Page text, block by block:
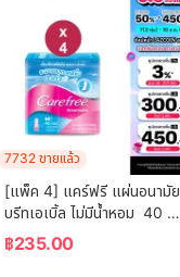
7732 ขายแล้ว
[แพ็ค 4] แคร์ฟรี แผ่นอนามัย
บรีทเอเบิ้ล ไม่มีน้ำหอม  40
ชิ้น x 4 Carefree Panty
Liner Fragrance-Free
฿235.00